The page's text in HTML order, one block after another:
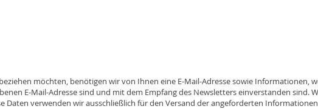
möchten, benötigen wir von Ihnen eine E-Mail-Adresse sowie Informationen,
E-Mail-Adresse sind und mit dem Empfang des Newsletters einverstanden sind.
Daten verwenden wir ausschließlich für den Versand der angeforderten